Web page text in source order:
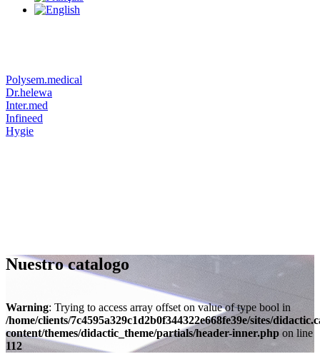
Polysem.medical
Dr.helewa
Inter.med
Infineed
Hygie
Nuestro catalogo
Warning: Trying to access array offset on value of type bool in
/home/clients/7c4595a329c1d2b0f344322e668fe39e/sites/
content/themes/didactic_theme/partials/header-inner.php on line
112